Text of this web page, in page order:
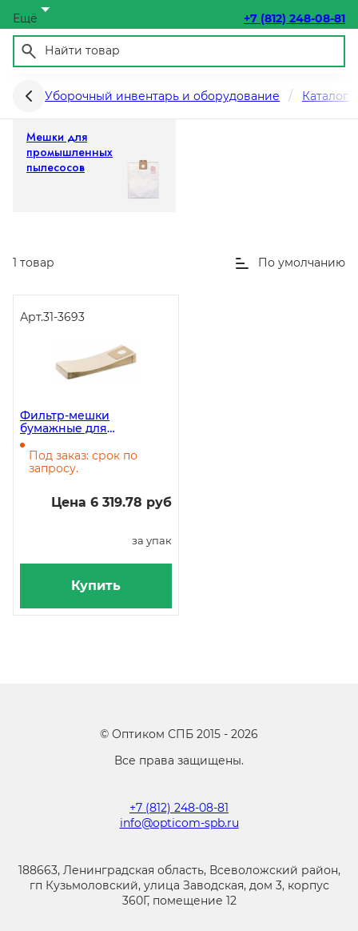
Ещё +7 (812) 248-08-81
Уборочный инвентарь и оборудование Каталог
Уборочная техника
Мешки для
промышленных
пылесосов
1 товар По умолчанию
Арт.31-3693
Фильтр-мешки
бумажные для
пылесосов T 8/1
классические, 10 штук
Под заказ: срок по
запросу.
Цена 6 319.78 руб
за упак
Купить
© Оптиком СПБ 2015 - 2026
Все права защищены.
+7 (812) 248-08-81
info@opticom-spb.ru
188663, Ленинградская область, Всеволожский район,
гп Кузьмоловский, улица Заводская, дом 3, корпус
360Г, помещение 12